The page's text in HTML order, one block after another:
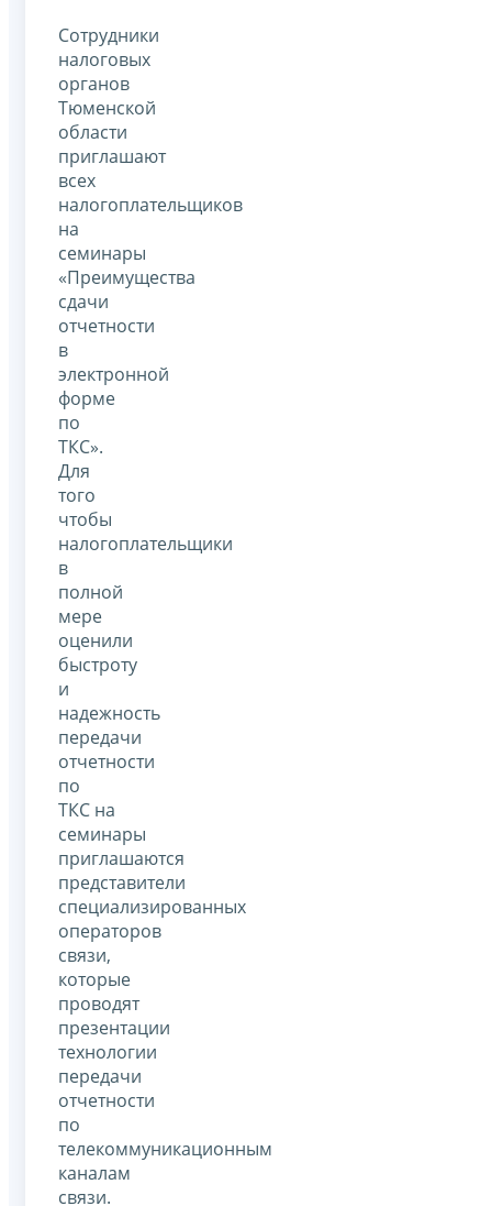
Сотрудники
налоговых
органов
Тюменской
области
приглашают
всех
налогоплательщиков
на
семинары
«Преимущества
сдачи
отчетности
в
электронной
форме
по
ТКС».
Для
того
чтобы
налогоплательщики
в
полной
мере
оценили
быстроту
и
надежность
передачи
отчетности
по
ТКС на
семинары
приглашаются
представители
специализированных
операторов
связи,
которые
проводят
презентации
технологии
передачи
отчетности
по
телекоммуникационным
каналам
связи.